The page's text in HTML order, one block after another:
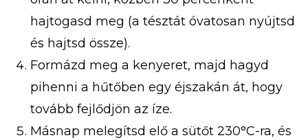
hajtogasd meg (a tésztát óvatosan nyújtsd
és hajtsd össze).
Formázd meg a kenyeret, majd hagyd
pihenni a hűtőben egy éjszakán át, hogy
tovább fejlődjön az íze.
Másnap melegítsd elő a sütőt 230°C-ra, és